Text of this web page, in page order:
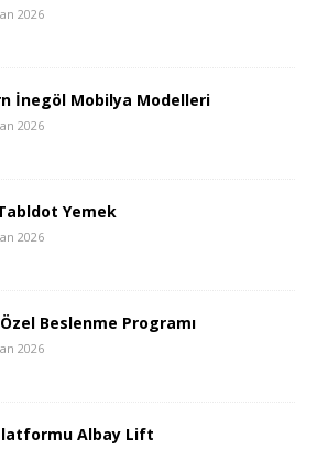
2026
İnegöl Mobilya Modelleri
2026
Yemek
2026
Beslenme Programı
2026
Albay Lift